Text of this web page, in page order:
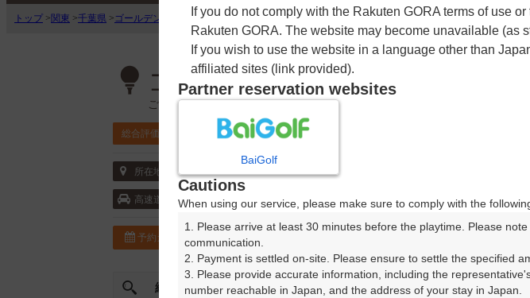
トップ > 関東 >千葉県 > ゴールデンクロスカントリークラブ>予約カレンダー
ゴールデンクロスカントリー
ごーるでんくろすかんとりーくらぶ
総合評価 4.2 ポイント利用可
所在地 〒297-0144 千葉県 長生郡長南町市野々575
高速道 首都圏中央連絡自動車道・市原鶴舞 10km以内
予約カレンダー
絞込み 曜日やスタート時間を指定して、ご希望のプランを絞り込むこ
If you do not comply with the Rakuten GORA terms of use
Rakuten GORA. The website may become unavailable (as
If you wish to use the website in a language other than
affiliated sites (link provided).
Partner reservation websites
BaiGolf
Cautions
When using our service, please make sure to comply with the
1. Please arrive at least 30 minutes before the playtime. Please
communication.
2. Payment is settled on-site. Please ensure to settle the specified
3. Please provide accurate information, including the
number reachable in Japan, and the address of your stay in Japan.